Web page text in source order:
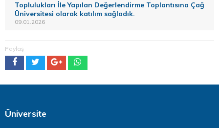
Toplulukları İle Yapılan Değerlendirme Toplantısına Çağ
Üniversitesi olarak katılım sağladık.
09.01.2026
Paylaş
Üniversite